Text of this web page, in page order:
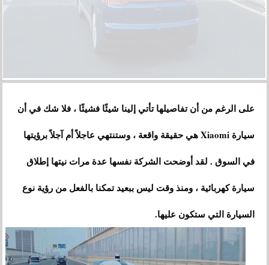
على الرغم من أن تفاصيلها تأتي إلينا شيئًا فشيئًا ، فلا شك في أن
سيارة Xiaomi هي حقيقة واقعة ، وستنتهي عاجلاً أم آجلاً برؤيتها
في السوق . لقد أوضحت الشركة نفسها عدة مرات نيتها إطلاق
سيارة كهربائية ، ومنذ وقت ليس ببعيد تمكنا بالفعل من رؤية نوع
السيارة التي ستكون عليها.